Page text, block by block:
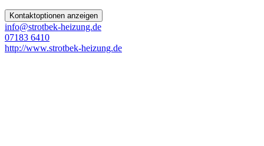
Kontaktoptionen anzeigen
info@strotbek-heizung.de
07183 6410
http://www.strotbek-heizung.de